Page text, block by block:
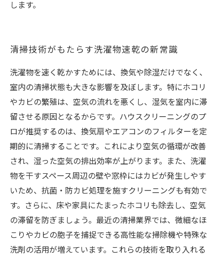
します。
清掃技術がもたらす洗濯物速乾の新常識
洗濯物を速く乾かすためには、換気や除湿だけでなく、
室内の清掃状態も大きな影響を及ぼします。特にホコリ
やカビの繁殖は、空気の流れを悪くし、湿気を室内に滞
留させる原因となるからです。ハウスクリーニングのプ
ロが推奨するのは、換気扇やエアコンのフィルターを定
期的に清掃することです。これにより空気の循環が改善
され、湿った空気の排出効率が上がります。また、洗濯
物を干すスペース周辺の壁や窓枠にはカビが発生しやす
いため、抗菌・防カビ処理を施すクリーニングも有効で
す。さらに、床や家具にたまったホコリも除去し、空気
の滞留を防ぎましょう。最近の清掃業界では、微細なほ
こりやカビの胞子を捕捉できる高性能な掃除機や特殊な
洗剤の活用が増えています。これらの技術を取り入れる